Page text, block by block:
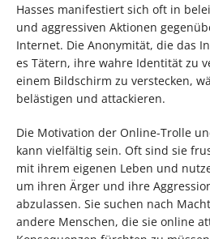
Hasses manifestiert sich oft in
und aggressiven Aktionen
Internet. Die Anonymität, die das
es Tätern, ihre wahre Identität zu
einem Bildschirm zu verstecken,
belästigen und attackieren.
Die Motivation der Online-Trolle
kann vielfältig sein. Oft sind sie
mit ihrem eigenen Leben und
um ihren Ärger und ihre
abzulassen. Sie suchen nach
andere Menschen, die sie online